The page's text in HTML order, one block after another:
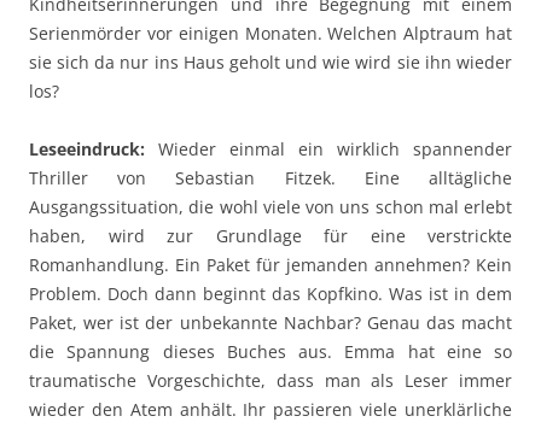
Serienmörder vor einigen Monaten. Welchen Alptraum hat
sie sich da nur ins Haus geholt und wie wird sie ihn wieder
los?
Leseeindruck: Wieder einmal ein wirklich spannender
Thriller von Sebastian Fitzek. Eine alltägliche
Ausgangssituation, die wohl viele von uns schon mal erlebt
haben, wird zur Grundlage für eine verstrickte
Romanhandlung. Ein Paket für jemanden annehmen? Kein
Problem. Doch dann beginnt das Kopfkino. Was ist in dem
Paket, wer ist der unbekannte Nachbar? Genau das macht
die Spannung dieses Buches aus. Emma hat eine so
traumatische Vorgeschichte, dass man als Leser immer
wieder den Atem anhält. Ihr passieren viele unerklärliche